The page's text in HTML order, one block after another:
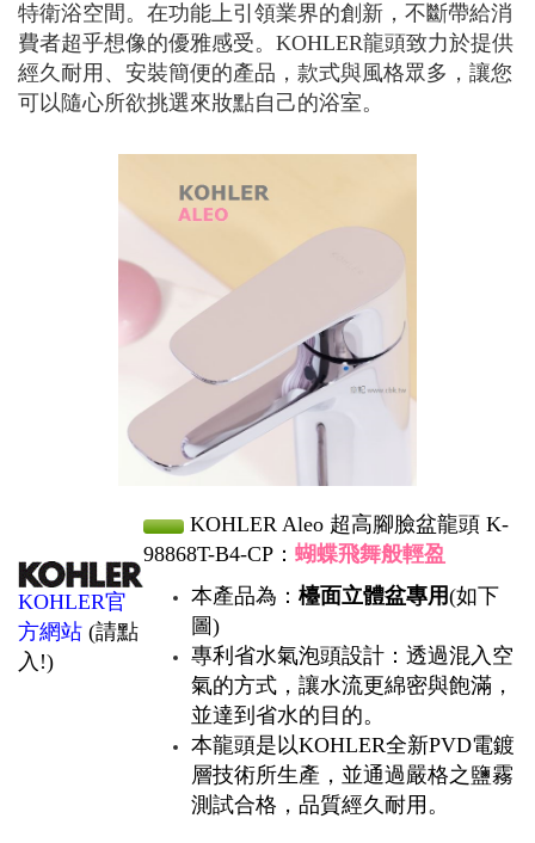
特衛浴空間。在功能上引領業界的創新，不斷帶給消
費者超乎想像的優雅感受。KOHLER龍頭致力於提供
經久耐用、安裝簡便的產品，款式與風格眾多，讓您
可以隨心所欲挑選來妝點自己的浴室。
KOHLER官
方網站 (請點
入!)
KOHLER Aleo 超高腳臉盆龍頭 K-
98868T-B4-CP： 蝴蝶飛舞般輕盈
本產品為： 檯面立體盆專用(如下
圖)
專利省水氣泡頭設計：透過混入空
氣的方式，讓水流更綿密與飽滿，
並達到省水的目的。
本龍頭是以KOHLER全新PVD電鍍
層技術所生產，並通過嚴格之鹽霧
測試合格，品質經久耐用。